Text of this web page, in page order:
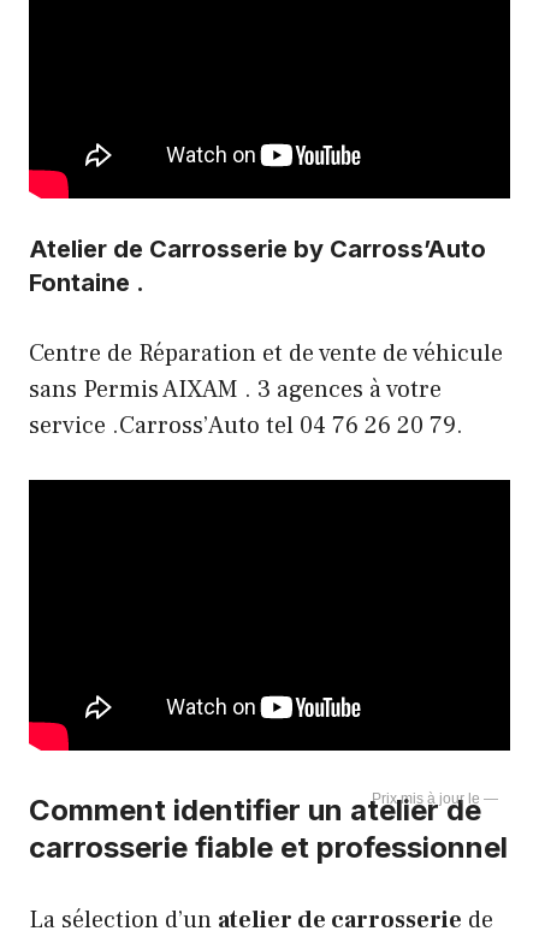
Atelier de Carrosserie by Carross’Auto
Fontaine .
Centre de Réparation et de vente de véhicule
sans Permis AIXAM . 3 agences à votre
service .Carross’Auto tel 04 76 26 20 79.
—
Comment identifier un atelier de
carrosserie fiable et professionnel
La sélection d’un atelier de carrosserie de